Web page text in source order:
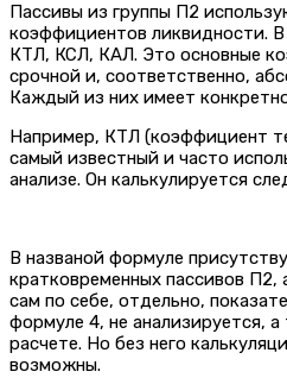
Пассивы из группы П2
коэффициентов ликвидности.
КТЛ, КСЛ, КАЛ. Это основные
срочной и, соответственно,
Каждый из них имеет
Например, КТЛ (коэффициент
самый известный и часто
анализе. Он калькулируется
В названой формуле
кратковременных пассивов П2,
сам по себе, отдельно,
формуле 4, не анализируется, а
расчете. Но без него
возможны.